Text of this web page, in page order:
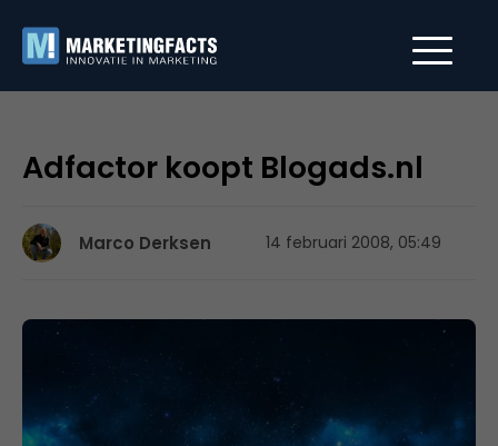
Adfactor koopt Blogads.nl
Marco Derksen 14 februari 2008, 05:49